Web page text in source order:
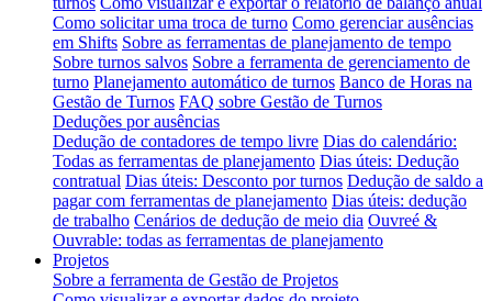
Como solicitar uma troca de turno Como gerenciar ausências
em Shifts Sobre as ferramentas de planejamento de tempo
Sobre turnos salvos Sobre a ferramenta de gerenciamento de
turno Planejamento automático de turnos Banco de Horas na
Gestão de Turnos FAQ sobre Gestão de Turnos
Deduções por ausências
Dedução de contadores de tempo livre Dias do calendário:
Todas as ferramentas de planejamento Dias úteis: Dedução
contratual Dias úteis: Desconto por turnos Dedução de saldo a
pagar com ferramentas de planejamento Dias úteis: dedução
de trabalho Cenários de dedução de meio dia Ouvreé &
Ouvrable: todas as ferramentas de planejamento
Projetos
Sobre a ferramenta de Gestão de Projetos